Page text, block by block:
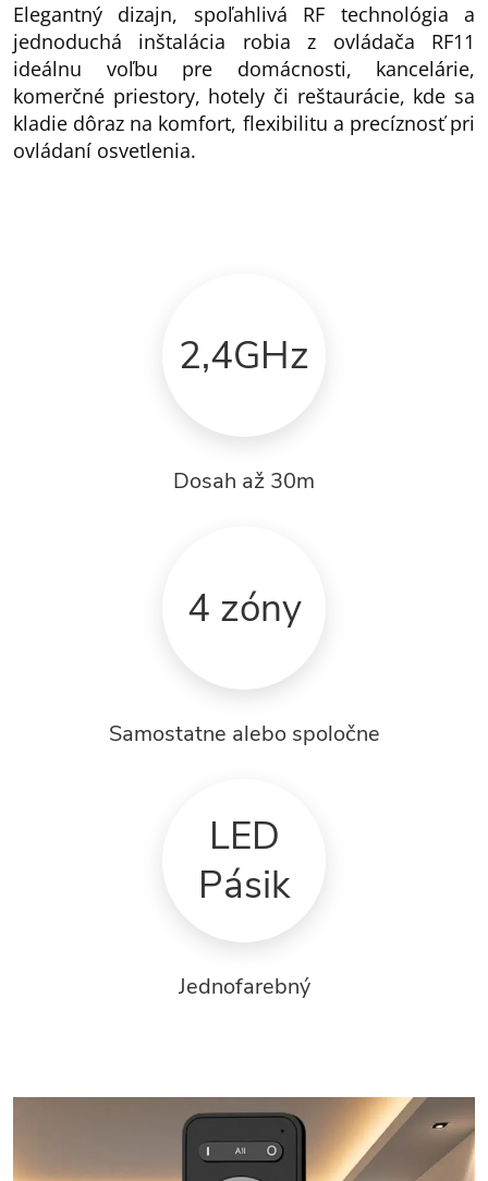
Elegantný dizajn, spoľahlivá RF technológia a
jednoduchá inštalácia robia z ovládača RF11
ideálnu voľbu pre domácnosti, kancelárie,
komerčné priestory, hotely či reštaurácie, kde sa
kladie dôraz na komfort, flexibilitu a precíznosť pri
ovládaní osvetlenia.
2,4GHz
Dosah až 30m
4 zóny
Samostatne alebo spoločne
LED
Pásik
Jednofarebný